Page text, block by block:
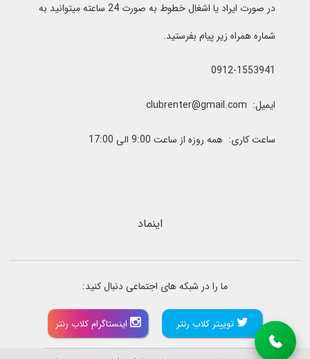
در صورت ایراد یا اشغال خطوط به صورت 24 ساعته میتوانید به
شماره همراه زیر پیام بفرستید.
0912-1553941
ایمیل: clubrenter@gmail.com
ساعت کاری: همه روزه از ساعت 9:00 الی 17:00
اینماد
ما را در شبکه های اجتماعی دنبال کنید:
توییتر کلاب رنتر اینستاگرام کلاب رنتر